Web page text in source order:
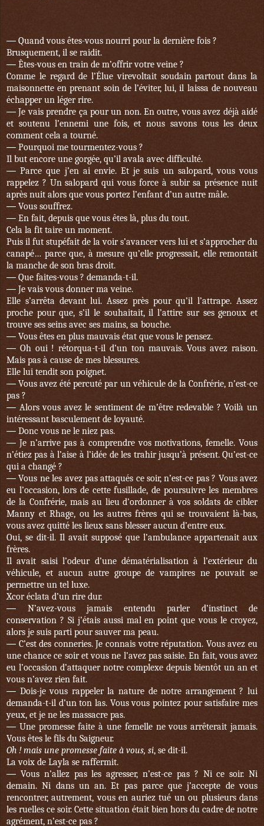
— Quand vous êtes-vous nourri pour la dernière fois ?
Brusquement, il se raidit.
— Êtes-vous en train de m’offrir votre veine ?
Comme le regard de l’Élue virevoltait soudain partout dans la
maisonnette en prenant soin de l’éviter, lui, il laissa de nouveau
échapper un léger rire.
—Je vais prendre ça pour un non. En outre, vous avez déjà aidé
et soutenu l’ennemi une fois, et nous savons tous les deux
comment cela a tourné.
— Pourquoi me tourmentez-vous ?
Il but encore une gorgée, qu’il avala avec difficulté.
—Parce que j’en ai envie. Et je suis un salopard, vous vous
rappelez ? Un salopard qui vous force à subir sa présence nuit
après nuit alors que vous portez l’enfant d’un autre mâle.
— Vous souffrez.
— En fait, depuis que vous êtes là, plus du tout.
Cela la fit taire un moment.
Puis il fut stupéfait de la voir s’avancer vers lui et s’approcher du
canapé… parce que, à mesure qu’elle progressait, elle remontait
la manche de son bras droit.
— Que faites-vous ? demanda-t-il.
— Je vais vous donner ma veine.
Elle s’arrêta devant lui. Assez près pour qu’il l’attrape. Assez
proche pour que, s’il le souhaitait, il l’attire sur ses genoux et
trouve ses seins avec ses mains, sa bouche.
— Vous êtes en plus mauvais état que vous le pensez.
— Oh oui ! rétorqua-t-il d’un ton mauvais. Vous avez raison.
Mais pas à cause de mes blessures.
Elle lui tendit son poignet.
—Vous avez été percuté par un véhicule de la Confrérie, n’est-ce
pas ?
— Alors vous avez le sentiment de m’être redevable ? Voilà un
intéressant basculement de loyauté.
— Donc vous ne le niez pas.
— Je n’arrive pas à comprendre vos motivations, femelle. Vous
n’étiez pas à l’aise à l’idée de les trahir jusqu’à présent. Qu’est-ce
qui a changé ?
—Vous ne les avez pas attaqués ce soir, n’est-ce pas ? Vous avez
eu l’occasion, lors de cette fusillade, de poursuivre les membres
de la Confrérie, mais au lieu d’ordonner à vos soldats de cibler
Manny et Rhage, ou les autres frères qui se trouvaient là-bas,
vous avez quitté les lieux sans blesser aucun d’entre eux.
Oui, se dit-il. Il avait supposé que l’ambulance appartenait aux
frères.
Il avait saisi l’odeur d’une dématérialisation à l’extérieur du
véhicule, et aucun autre groupe de vampires ne pouvait se
permettre un tel luxe.
Xcor éclata d’un rire dur.
— N’avez-vous jamais entendu parler d’instinct de
conservation ? Si j’étais aussi mal en point que vous le croyez,
alors je suis parti pour sauver ma peau.
— C’est des conneries. Je connais votre réputation. Vous avez eu
une chance ce soir et vous ne l’avez pas saisie. En fait, vous avez
eu l’occasion d’attaquer notre complexe depuis bientôt un an et
vous n’avez rien fait.
— Dois-je vous rappeler la nature de notre arrangement ? lui
demanda-t-il d’un ton las. Vous vous pointez pour satisfaire mes
yeux, et je ne les massacre pas.
— Une promesse faite à une femelle ne vous arrêterait jamais.
Vous êtes le fils du Saigneur.
Oh ! mais une promesse faite à vous, si, se dit-il.
La voix de Layla se raffermit.
— Vous n’allez pas les agresser, n’est-ce pas ? Ni ce soir. Ni
demain. Ni dans un an. Et pas parce que j’accepte de vous
rencontrer, autrement, vous en auriez tué un ou plusieurs dans
les ruelles ce soir. Cette situation était bien hors du cadre de notre
agrément, n’est-ce pas ?